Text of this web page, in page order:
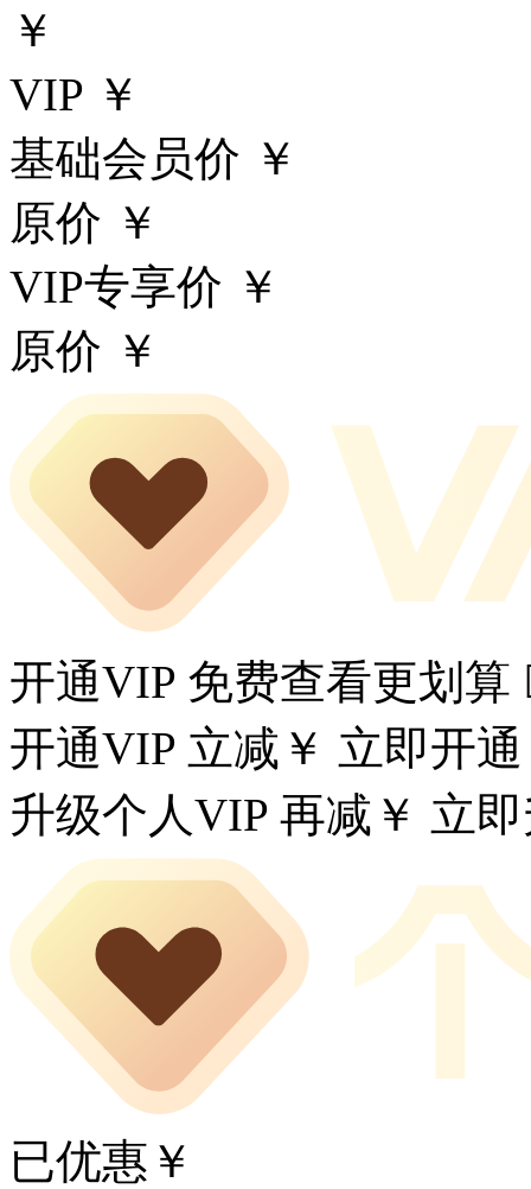
￥
VIP ￥
基础会员价 ￥
原价 ￥
VIP专享价 ￥
原价 ￥
开通VIP 免费查看更划算
开通VIP 立减￥ 立即开通
升级个人VIP 再减￥ 立
已优惠￥